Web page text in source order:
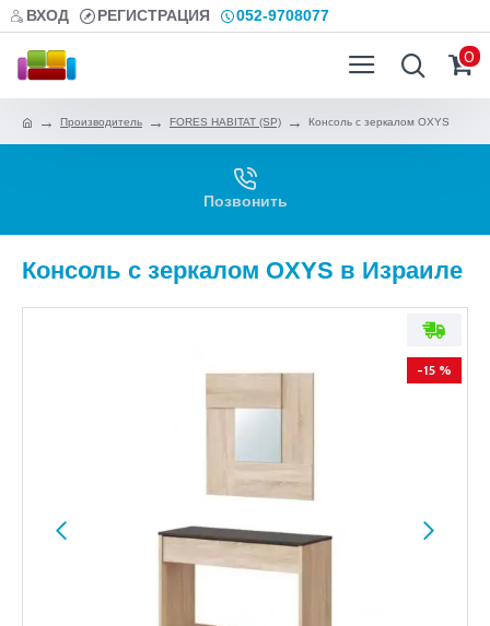
ВХОД РЕГИСТРАЦИЯ 052-9708077
0
Производитель FORES HABITAT (SP) Консоль с зеркалом OXYS
Позвонить
Консоль с зеркалом OXYS в Израиле
-15 %